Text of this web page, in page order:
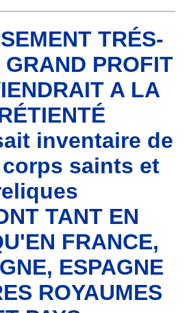
TRÉS-
PROFIT
A LA
inventaire de
saints et
TANT EN
FRANCE,
ESPAGNE
ROYAUMES